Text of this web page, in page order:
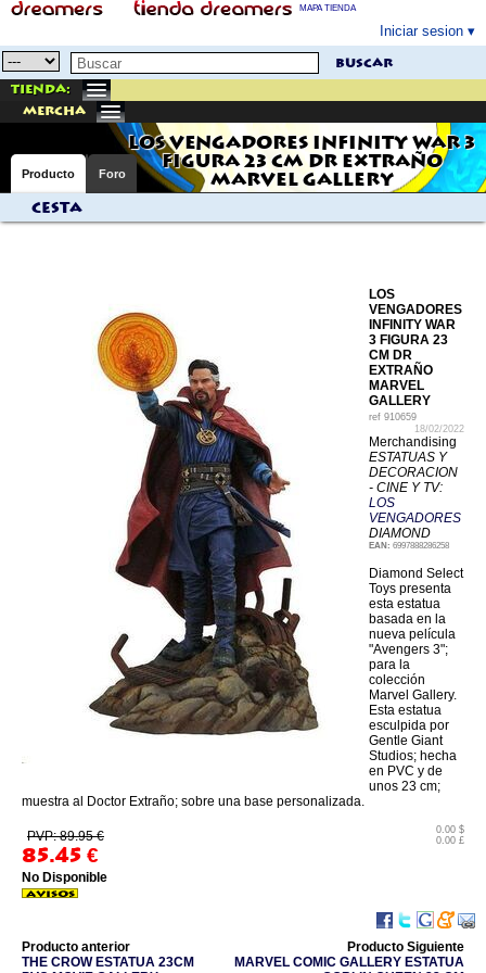
MAPA TIENDA
Iniciar sesion
buscar
Tienda:
mercha
LOS VENGADORES INFINITY WAR 3
FIGURA 23 CM DR EXTRAÑO
MARVEL GALLERY
Producto Foro
Cesta
LOS
VENGADORES
INFINITY WAR
3 FIGURA 23
CM DR
EXTRAÑO
MARVEL
GALLERY
ref 910659
18/02/2022
Merchandising
ESTATUAS Y
DECORACION
- CINE Y TV:
LOS
VENGADORES
DIAMOND
EAN: 6997888286258
Diamond Select
Toys presenta
esta estatua
basada en la
nueva película
"Avengers 3";
para la
colección
Marvel Gallery.
Esta estatua
esculpida por
Gentle Giant
Studios; hecha
en PVC y de
unos 23 cm;
muestra al Doctor Extraño; sobre una base personalizada.
PVP: 89.95 €
85.45 €
0.00 $
0.00 £
No Disponible
Producto anterior
THE CROW ESTATUA 23CM
Producto Siguiente
MARVEL COMIC GALLERY ESTATUA